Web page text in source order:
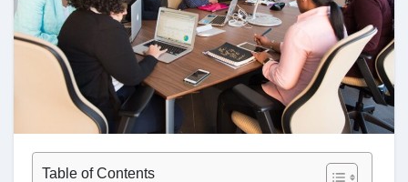
Table of Contents